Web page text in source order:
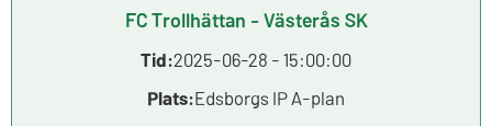
FC Trollhättan - Västerås SK
Tid:2025-06-28 - 15:00:00
Plats:Edsborgs IP A-plan